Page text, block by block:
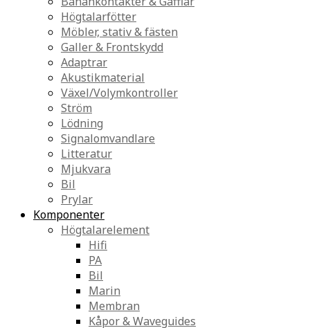
Högtalarfötter
Möbler, stativ & fästen
Galler & Frontskydd
Adaptrar
Akustikmaterial
Växel/Volymkontroller
Ström
Lödning
Signalomvandlare
Litteratur
Mjukvara
Bil
Prylar
Komponenter
Högtalarelement
Hifi
PA
Bil
Marin
Membran
Kåpor & Waveguides